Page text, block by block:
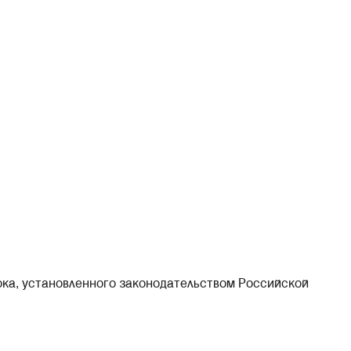
установленного законодательством Российской